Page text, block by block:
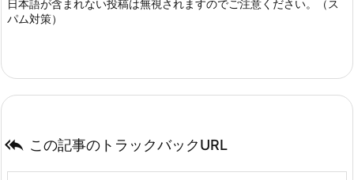
日本語が含まれない投稿は無視されますのでご注意ください。（ス
パム対策）
 この記事のトラックバックURL